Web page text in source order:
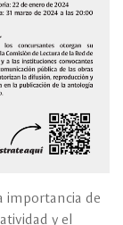
importancia de
y el